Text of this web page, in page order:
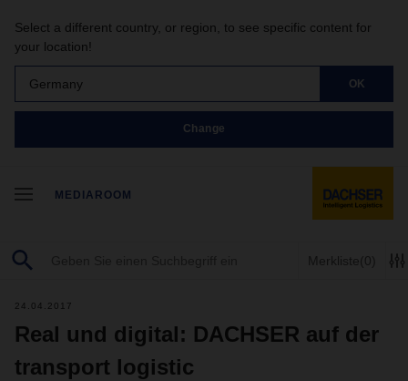
Select a different country, or region, to see specific content for
your location!
Germany OK
Change
MEDIAROOM
Merkliste(0)
24.04.2017
Real und digital: DACHSER auf der
transport logistic